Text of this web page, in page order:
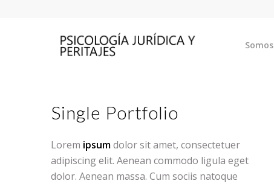
Somos
Single Portfolio
Lorem ipsumdolor sit amet, consectetuer
adipiscing elit. Aenean commodo ligula eget
dolor. Aenean massa. Cum sociis natoque